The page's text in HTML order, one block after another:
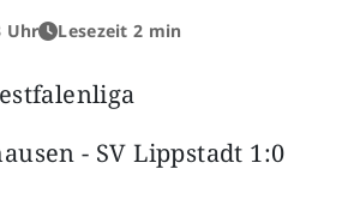
Uhr Lesezeit 2 min
- SV Lippstadt 1:0